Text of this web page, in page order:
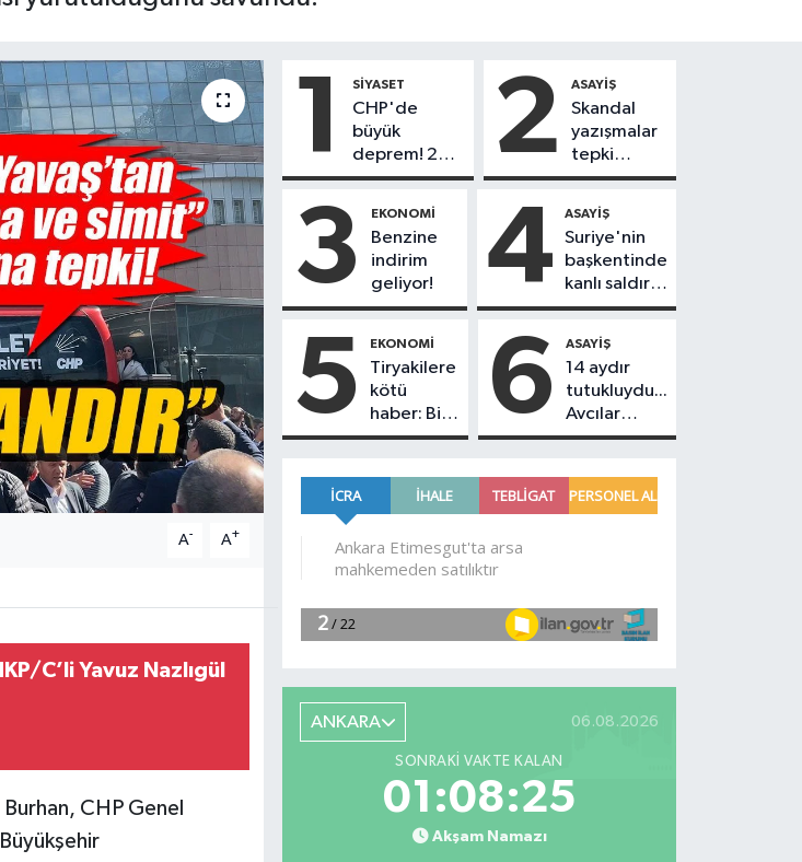
A- A+
C’li Yavuz Nazlıgül
Burhan, CHP Genel
1 SIYASET
CHP'de
büyük
deprem! 230
belediye
Parti'ye
geçiyor
2 ASAYIŞ
Skandal
yazışmalar
tepki
toplamıştı...
hakkında
tutuklama
kararı
geldi!
3 EKONOMI
Benzine
indirim
geliyor!
4 ASAYIŞ
Suriye'nin
başkentinde
kanlı saldırı!
Yolcu
çok sayıda
ölü ve yaralı
var
5 EKONOMI
Tiryakilere
kötü
haber: Bir
sigara
daha zam
geldi!
6 ASAYIŞ
14 aydır
tutukluydu...
Avcılar
Belediye
Utku Caner
Çankaya
ANKARA 06.08.2026
SONRAKI VAKTE KALAN
01:08:24
Akşam Namazı